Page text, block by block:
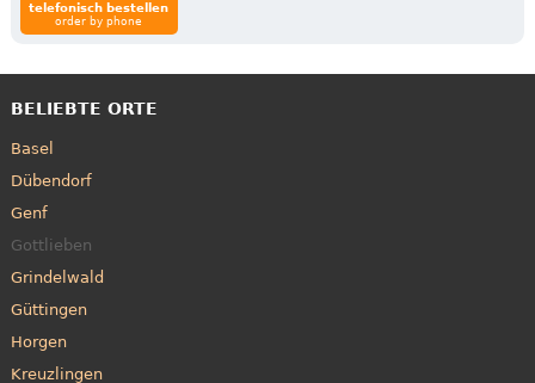
telefonisch bestellen
order by phone
BELIEBTE ORTE
Basel
Dübendorf
Genf
Gottlieben
Grindelwald
Güttingen
Horgen
Kreuzlingen